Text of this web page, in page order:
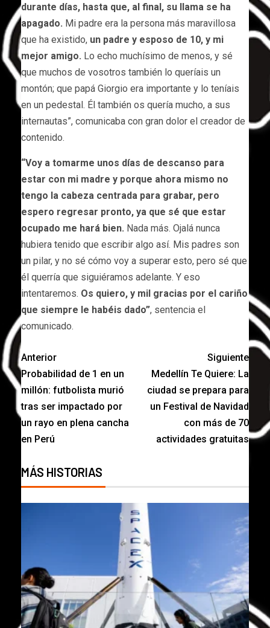
durante días, hasta que, al final, su llama se ha
apagado. Mi padre era la persona más maravillosa
que ha existido, un padre y esposo de 10, y mi
mejor amigo. Lo echo muchísimo de menos, y sé
que muchos de vosotros también lo queríais un
montón; que papá Giorgio era importante y lo teníais
en un pedestal. Él también os quería mucho, a sus
internautas”, comunicaba con gran dolor el creador de
contenido.
“Voy a tomarme unos días de descanso para
estar con mi madre y porque ahora mismo no
tengo la cabeza centrada para grabar, pero
espero regresar pronto, ya que sé que estar
ocupado me hará bien. Nada más. Ojalá nunca
hubiera tenido que escribir algo así. Mis padres son
un pilar, y no sé cómo voy a superar esto, pero sé que
él querría que siguiéramos adelante. Y eso
intentaremos. Os quiero, y mil gracias por el cariño
que siempre le habéis dado”, sentencia el
comunicado.
Anterior
Probabilidad de 1 en un
millón: futbolista murió
tras ser impactado por
un rayo en plena cancha
en Perú
Siguiente
Medellín Te Quiere: La
ciudad se prepara para
un Festival de Navidad
con más de 70
actividades gratuitas
MÁS HISTORIAS